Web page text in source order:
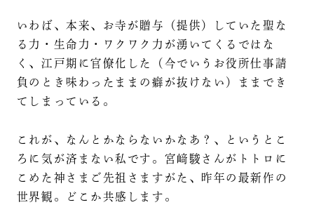
いわば、本来、お寺が贈与（提供）していた聖な
る力・生命力・ワクワク力が湧いてくるではな
く、江戸期に官僚化した（今でいうお役所仕事請
負のとき味わったままの癖が抜けない）ままでき
てしまっている。
これが、なんとかならないかなあ？、というとこ
ろに気が済まない私です。宮﨑駿さんがトトロに
こめた神さまご先祖さますがた、昨年の最新作の
世界観。どこか共感します。